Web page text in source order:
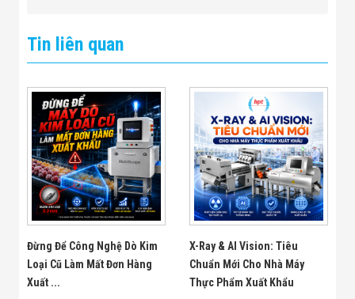
Tin liên quan
Đừng Để Công Nghệ Dò Kim
Loại Cũ Làm Mất Đơn Hàng
Xuất ...
X-Ray & AI Vision: Tiêu
Chuẩn Mới Cho Nhà Máy
Thực Phẩm Xuất Khẩu